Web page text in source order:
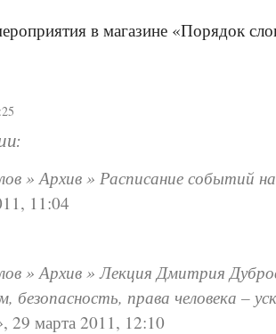
в магазине «Порядок
» Архив » Расписание событий
11:04
» Архив » Лекция Дмитрия
безопасность, права человека –
,29 марта 2011, 12:10